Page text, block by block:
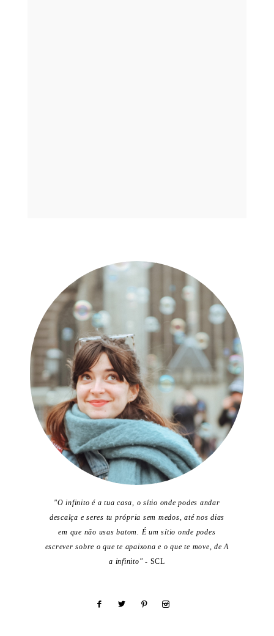
"O infinito é a tua casa, o sítio onde podes andar
descalça e seres tu própria sem medos, até nos dias
em que não usas batom. É um sítio onde podes
escrever sobre o que te apaixona e o que te move, de A
a infinito"- SCL